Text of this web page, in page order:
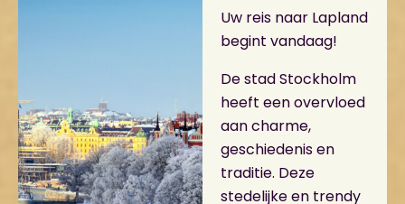
Uw reis naar Lapland
begint vandaag!
De stad Stockholm
heeft een overvloed
aan charme,
geschiedenis en
traditie. Deze
stedelijke en trendy